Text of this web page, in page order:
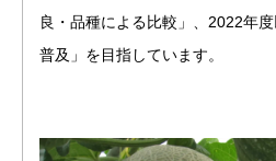
良・品種による比較」、2022年
普及」を目指しています。